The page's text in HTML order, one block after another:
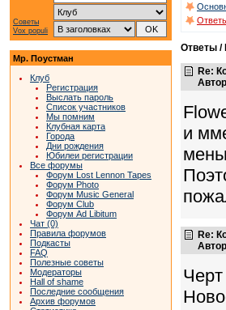
Советы
Vox populi
Мр. Поустман
Клуб
Регистрация
Выслать пароль
Список участников
Мы помним
Клубная карта
Города
Дни рождения
Юбилеи регистрации
Все форумы
Форум Lost Lennon Tapes
Форум Photo
Форум Music General
Форум Club
Форум Ad Libitum
Чат (0)
Правила форумов
Подкасты
FAQ
Полезные советы
Модераторы
Hall of shame
Последние сообщения
Архив форумов
Ответы
Re:
и
Re: